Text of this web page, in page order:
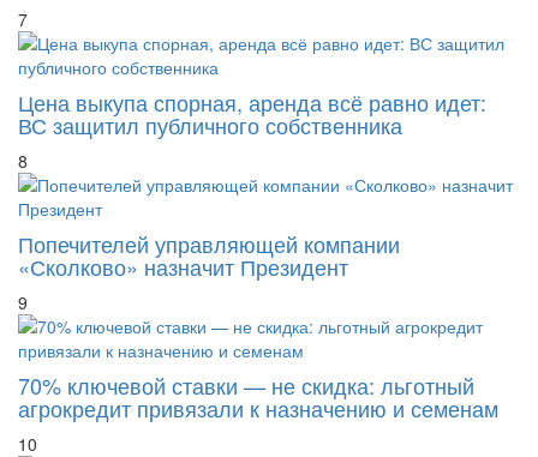
7
Цена выкупа спорная, аренда всё равно идет:
ВС защитил публичного собственника
8
Попечителей управляющей компании
«Сколково» назначит Президент
9
70% ключевой ставки — не скидка: льготный
агрокредит привязали к назначению и семенам
10